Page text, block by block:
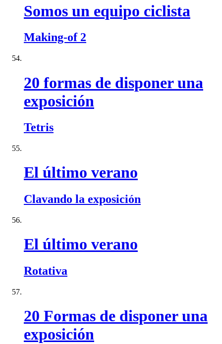
Somos un equipo ciclista
Making-of 2
20 formas de disponer una
exposición
Tetris
El último verano
Clavando la exposición
El último verano
Rotativa
20 Formas de disponer una
exposición